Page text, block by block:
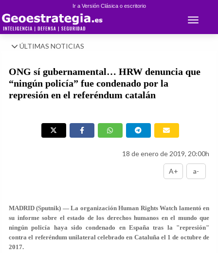
Ir a Versión Clásica o escritorio
Toggle
ÚLTIMAS NOTICIAS
ONG sí gubernamental… HRW denuncia que
“ningún policía” fue condenado por la
represión en el referéndum catalán
18 de enero de 2019, 20:00h
A+ a-
MADRID (Sputnik) — La organización Human Rights Watch lamentó en
su informe sobre el estado de los derechos humanos en el mundo que
ningún policía haya sido condenado en España tras la "represión"
contra el referéndum unilateral celebrado en Cataluña el 1 de octubre de
2017.